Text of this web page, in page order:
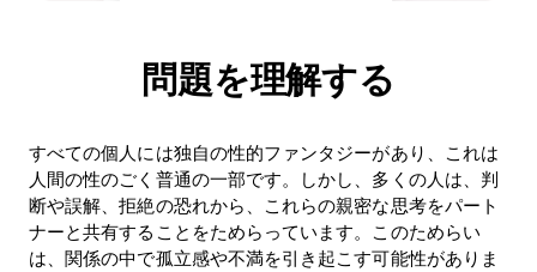
問題を理解する
すべての個人には独自の性的ファンタジーがあり、これは
人間の性のごく普通の一部です。しかし、多くの人は、判
断や誤解、拒絶の恐れから、これらの親密な思考をパート
ナーと共有することをためらっています。このためらい
は、関係の中で孤立感や不満を引き起こす可能性がありま